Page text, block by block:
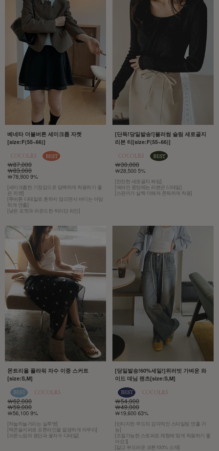
베네타 더블버튼 세미크롭 자켓
[size:F(55~66)]
￦87,000
￦83,000
￦78,900 9%
[세미크롭한 기장감으로 담백하게 착용하기 좋
은 자켓]
[투버튼 디테일로 흔하지 않으면서 바디는 아담
하게 연출]
[낮은 포켓과 라운드한 허리단 라인]
[단독!당일발송!]블러썸 슬림 세로골지
리본 티[size:F(55~66)]
￦30,000
￦28,500 5%
[잔잔한 세로골지 짜임]
[넥라인 중앙에는 리본끈 디테일]
[스판끼가 살짝 더해져 쫀득하게 착용]
몬트리올 플라워 자수 이중 스커트
[size:S,M]
￦62,000
￦59,000
￦56,100 9%
[하늘하늘거리는 실루엣]
[백콘솔지퍼로 프론라인을 깔끔하게 마무리]
[쉬폰느낌의 원단과 꽃자수 디테일]
[당일발송!60%세일!]위러빗 가벼운 와
이드 데님 팬츠[size:S,M]
￦54,000
￦49,000
￦19,600 63%
[빈티지한 무드의 감각적인 스타일링 연출 가
능]
[조절가능한 스토퍼로 체형에 맞게 착용하기 좋
아요:)]
[얇고 부드러운 코튼100% 소재]